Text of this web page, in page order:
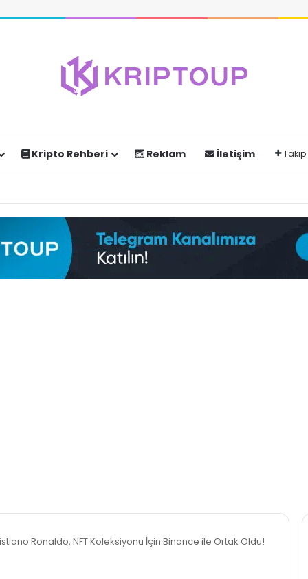
Kripto Rehberi Reklam İletişim Takip
Ronaldo, NFT Koleksiyonu İçin Binance ile Ortak Oldu!